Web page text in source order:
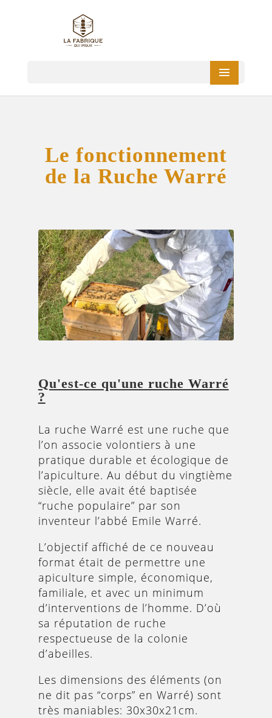
Le fonctionnement
de la Ruche Warré
Qu'est-ce qu'une ruche Warré
?
La ruche Warré est une ruche que
l’on associe volontiers à une
pratique durable et écologique de
l’apiculture. Au début du vingtième
siècle, elle avait été baptisée
“ruche populaire” par son
inventeur l’abbé Emile Warré.
L’objectif affiché de ce nouveau
format était de permettre une
apiculture simple, économique,
familiale, et avec un minimum
d’interventions de l’homme. D’où
sa réputation de ruche
respectueuse de la colonie
d’abeilles.
Les dimensions des éléments (on
ne dit pas “corps” en Warré) sont
très maniables: 30x30x21cm.